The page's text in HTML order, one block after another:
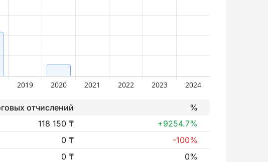
отчислений
%
118 150 ₸
+9254.7%
0 ₸
-100%
0 ₸
0%